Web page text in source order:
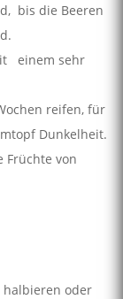
bis die Beeren
einem sehr
reifen, für
Dunkelheit.
Früchte von
halbieren oder